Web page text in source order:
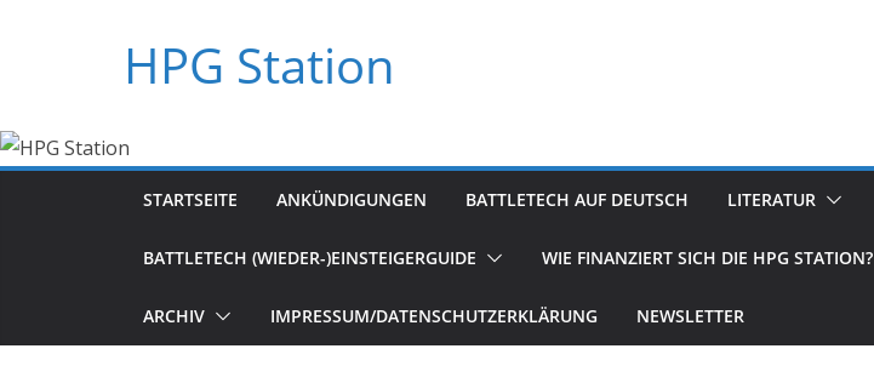
HPG Station
STARTSEITE ANKÜNDIGUNGEN BATTLETECH AUF DEUTSCH LITERATUR
BATTLETECH (WIEDER-)EINSTEIGERGUIDE WIE FINANZIERT SICH DIE HPG STATION?
ARCHIV IMPRESSUM/DATENSCHUTZERKLÄRUNG NEWSLETTER